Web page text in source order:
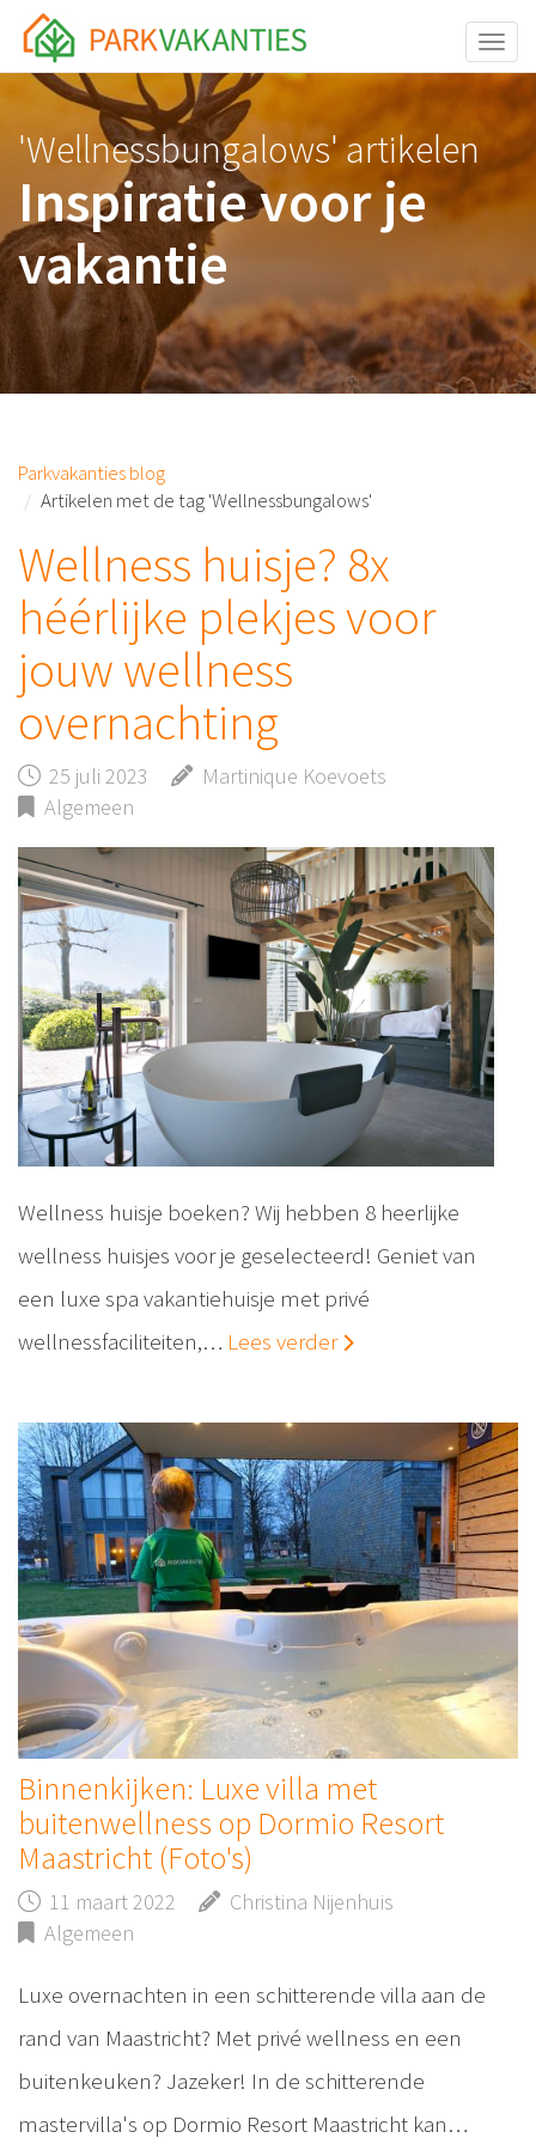
<body id="page-top">
'Wellnessbungalows' artikelen
Inspiratie voor je
vakantie
Parkvakanties blog
Artikelen met de tag 'Wellnessbungalows'
Wellness huisje? 8x
héérlijke plekjes voor
jouw wellness
overnachting
25 juli 2023
Martinique Koevoets
Algemeen
Wellness huisje boeken? Wij hebben 8 heerlijke
wellness huisjes voor je geselecteerd! Geniet van
een luxe spa vakantiehuisje met privé
wellnessfaciliteiten,… Lees verder
Binnenkijken: Luxe villa met
buitenwellness op Dormio Resort
Maastricht (Foto's)
11 maart 2022
Christina Nijenhuis
Algemeen
Luxe overnachten in een schitterende villa aan de
rand van Maastricht? Met privé wellness en een
buitenkeuken? Jazeker! In de schitterende
mastervilla's op Dormio Resort Maastricht kan…